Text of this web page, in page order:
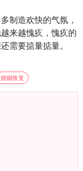
制造欢快的气氛，
来越愧疚，愧疚的
需要掂量掂量。
婚姻恢复